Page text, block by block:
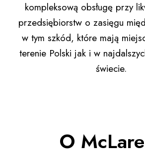
kompleksową obsługę przy
przedsiębiorstw o zasięgu
w tym szkód, które mają
terenie Polski jak i w
świecie.
O